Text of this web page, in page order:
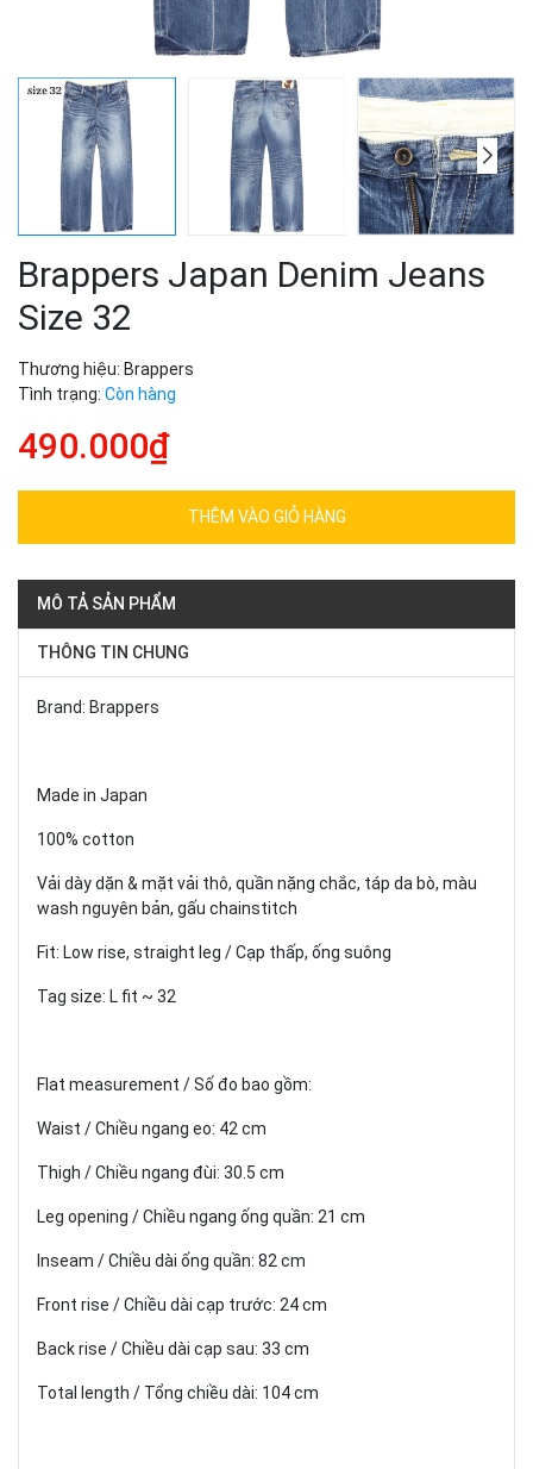
Brappers Japan Denim Jeans
Size 32
Thương hiệu: Brappers
Tình trạng: Còn hàng
490.000₫
THÊM VÀO GIỎ HÀNG
MÔ TẢ SẢN PHẨM
THÔNG TIN CHUNG
Brand: Brappers
Made in Japan
100% cotton
Vải dày dặn & mặt vải thô, quần nặng chắc, táp da bò, màu
wash nguyên bản, gấu chainstitch
Fit: Low rise, straight leg / Cạp thấp, ống suông
Tag size: L fit ~ 32
Flat measurement / Số đo bao gồm:
Waist / Chiều ngang eo: 42 cm
Thigh / Chiều ngang đùi: 30.5 cm
Leg opening / Chiều ngang ống quần: 21 cm
Inseam / Chiều dài ống quần: 82 cm
Front rise / Chiều dài cạp trước: 24 cm
Back rise / Chiều dài cạp sau: 33 cm
Total length / Tổng chiều dài: 104 cm